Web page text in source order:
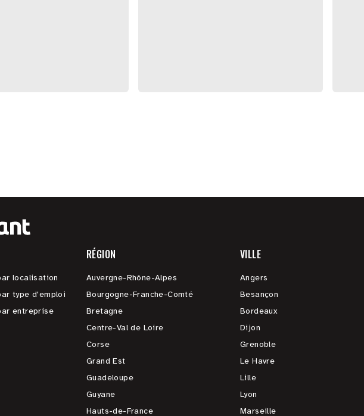
localisation
type d'emploi
entreprise
RÉGION
Auvergne-Rhône-Alpes
Bourgogne-Franche-Comté
Bretagne
Centre-Val de Loire
Corse
Grand Est
Guadeloupe
Guyane
Hauts-de-France
VILLE
Angers
Besançon
Bordeaux
Dijon
Grenoble
Le Havre
Lille
Lyon
Marseille